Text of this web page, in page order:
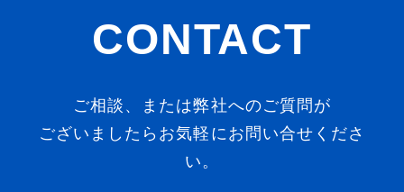
CONTACT
ご相談、または弊社へのご質問が
ございましたらお気軽にお問い合せくださ
い。